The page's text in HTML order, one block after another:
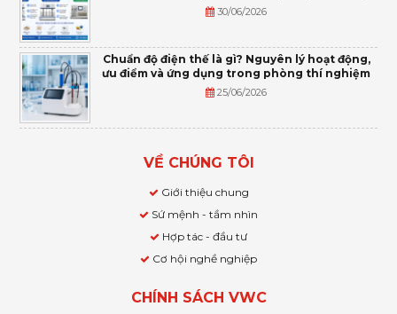
30/06/2026
Chuẩn độ điện thế là gì? Nguyên lý hoạt động,
ưu điểm và ứng dụng trong phòng thí nghiệm
25/06/2026
VỀ CHÚNG TÔI
Giới thiệu chung
Sứ mệnh - tầm nhìn
Hợp tác - đầu tư
Cơ hội nghề nghiệp
CHÍNH SÁCH VWC